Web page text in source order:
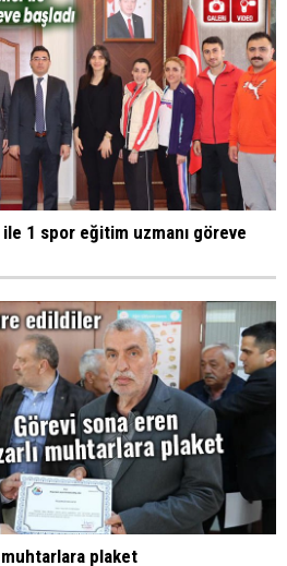
1 spor eğitim uzmanı göreve
muhtarlara plaket